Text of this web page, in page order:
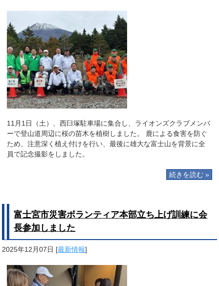
11月1日（土）、西臼塚駐車場に集合し、ライオンズクラブメンバ
ーで登山道周辺に桜の苗木を植樹しました。 鹿による食害を防ぐ
ため、注意深く植え付けを行い、最後に雄大な富士山を背景に全
員で記念撮影をしました。
続きを読む »
富士宮市災害ボランティア本部立ち上げ訓練に会
長参加しました
2025年12月07日 [最新情報]